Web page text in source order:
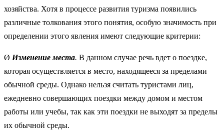
хозяйства. Хотя в процессе развития туризма появились
различные толкования этого понятия, особую значимость при
определении этого явления имеют следующие критерии:
Ø Изменение места. В данном случае речь вдет о поездке,
которая осуществляется в место, находящееся за пределами
обычной среды. Однако нельзя считать туристами лиц,
ежедневно совершающих поездки между домом и местом
работы или учебы, так как эти поездки не выходят за пределы
их обычной среды.